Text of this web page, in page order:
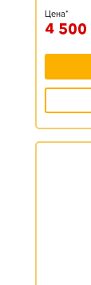
Цена*
4 500